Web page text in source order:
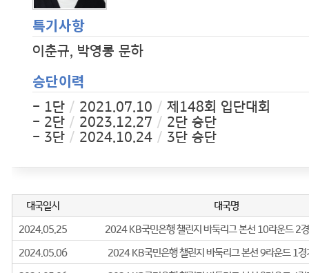
특기사항
이춘규, 박영롱 문하
승단이력
- 1단 / 2021.07.10 / 제148회 입단대회
- 2단 / 2023.12.27 / 2단 승단
- 3단 / 2024.10.24/ 3단 승단
경력사항
2022년
- 제27기 GS칼텍스배 프로기전 본선 24강
2024년
- 제6기 안동시 백암배 바둑 오픈 최강전 본선 8